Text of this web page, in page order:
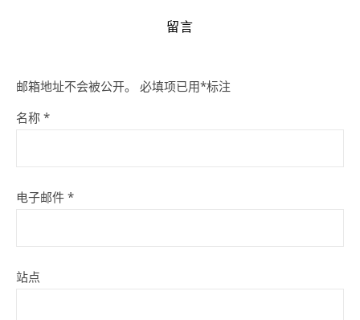
留言
邮箱地址不会被公开。 必填项已用*标注
名称 *
电子邮件 *
站点